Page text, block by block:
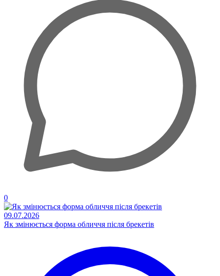
0
09.07.2026
Як змінюється форма обличчя після брекетів